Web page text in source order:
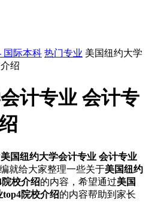
国际本科 热门专业 美国纽约大学
绍
计专业 会计专
美国纽约大学会计专业 会计专业
就给大家整理一些关于美国纽约
校介绍的内容，希望通过美国
院校介绍的内容帮助到家长